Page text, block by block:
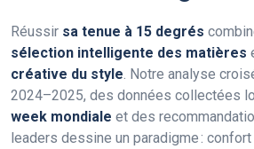
Réussir sa tenue à 15 degrés
sélection intelligente des matières
créative du style . Notre analyse
2024–2025, des données collectées
week mondiale et des
leaders dessine un paradigme : confort